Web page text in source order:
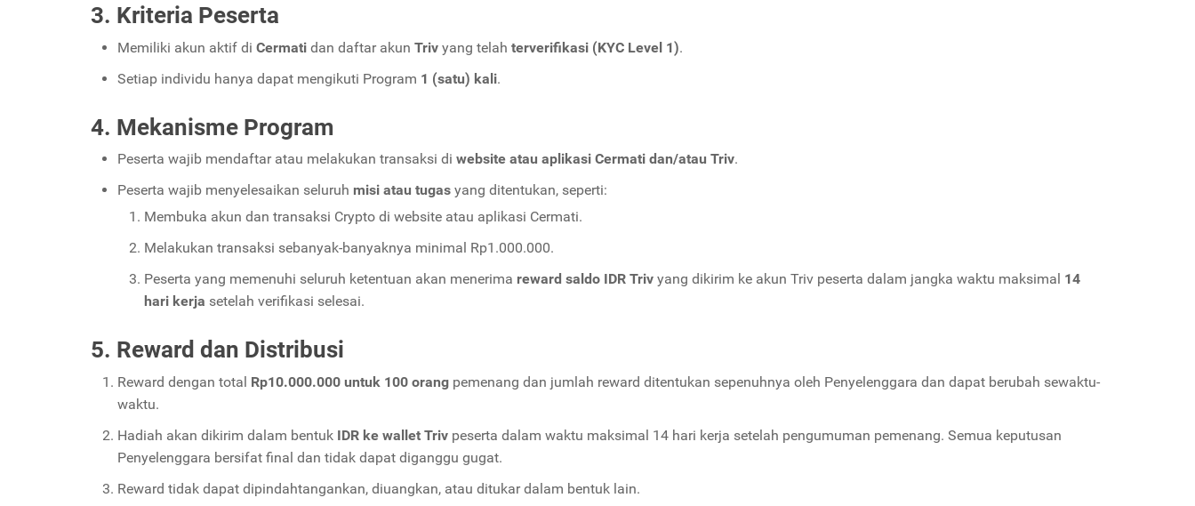
3. Kriteria Peserta
Memiliki akun aktif di Cermati dan daftar akun Triv yang telah terverifikasi (KYC Level 1).
Setiap individu hanya dapat mengikuti Program 1 (satu) kali.
4. Mekanisme Program
Peserta wajib mendaftar atau melakukan transaksi di website atau aplikasi Cermati dan/atau Triv.
Peserta wajib menyelesaikan seluruh misi atau tugas yang ditentukan, seperti:
Membuka akun dan transaksi Crypto di website atau aplikasi Cermati.
Melakukan transaksi sebanyak-banyaknya minimal Rp1.000.000.
Peserta yang memenuhi seluruh ketentuan akan menerima reward saldo IDR Triv yang dikirim ke akun Triv peserta dalam jangka waktu maksimal 14
hari kerja setelah verifikasi selesai.
5. Reward dan Distribusi
Reward dengan total Rp10.000.000 untuk 100 orang pemenang dan jumlah reward ditentukan sepenuhnya oleh Penyelenggara dan dapat berubah sewaktu-
waktu.
Hadiah akan dikirim dalam bentuk IDR ke wallet Triv peserta dalam waktu maksimal 14 hari kerja setelah pengumuman pemenang. Semua keputusan
Penyelenggara bersifat final dan tidak dapat diganggu gugat.
Reward tidak dapat dipindahtangankan, diuangkan, atau ditukar dalam bentuk lain.